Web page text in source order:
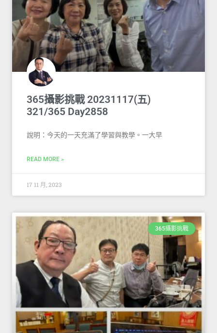
365攝影挑戰 20231117(五)
321/365 Day2858
說明：今天的一天充滿了學習與教學。一大早
READ MORE »
17 11 月, 2023
365攝影挑戰